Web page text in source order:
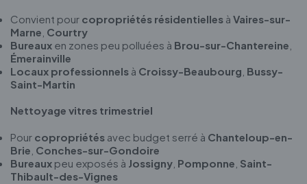
Convient pour copropriétés résidentielles à Vaires-sur-
Marne Courtry
Bureaux en zones peu polluées à Brou-sur-Chantereine
Émerainville
Locaux professionnels à Croissy-Beaubourg Bussy-
Saint-Martin
Nettoyage vitres trimestriel
Pour copropriétés avec budget serré à Chanteloup-en-
Brie Conches-sur-Gondoire
Bureaux peu exposés à Jossigny Pomponne Saint-
Thibault-des-Vignes